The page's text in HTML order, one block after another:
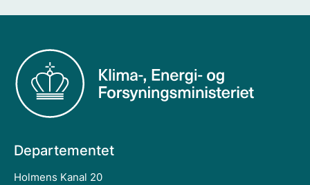
Departementet
Holmens Kanal 20